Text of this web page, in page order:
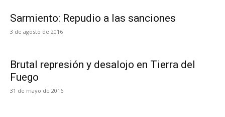
Sarmiento: Repudio a las sanciones
3 de agosto de 2016
Brutal represión y desalojo en Tierra del
Fuego
31 de mayo de 2016